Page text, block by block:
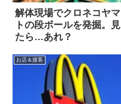
解体現場でクロネコヤマ
トの段ボールを発掘。見
たら…あれ？
お店＆接客